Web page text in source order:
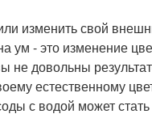
изменить свой
ум - это изменение
не довольны
естественному
с водой может